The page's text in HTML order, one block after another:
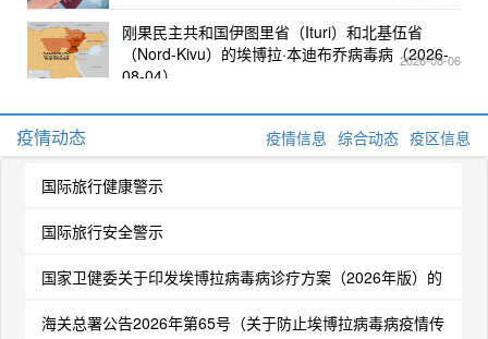
2026-08-06
刚果民主共和国伊图里省（Ituri）和北基伍省
（Nord-Kivu）的埃博拉·本迪布乔病毒病（2026-
08-04）
疫情动态 疫情信息 综合动态 疫区信息
国际旅行健康警示
国际旅行安全警示
国家卫健委关于印发埃博拉病毒病诊疗方案（2026年版）的
通知
海关总署公告2026年第65号（关于防止埃博拉病毒病疫情传